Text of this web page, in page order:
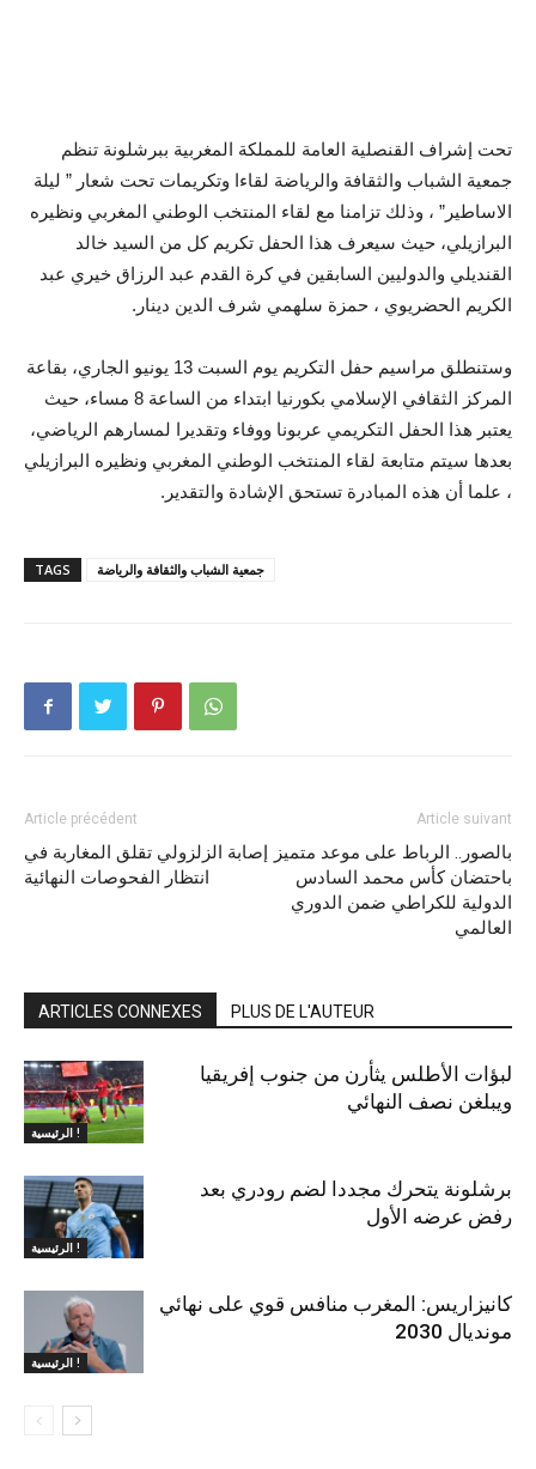
تحت إشراف القنصلية العامة للمملكة المغربية ببرشلونة تنظم
جمعية الشباب والثقافة والرياضة لقاءا وتكريمات تحت شعار ” ليلة
الاساطير” ، وذلك تزامنا مع لقاء المنتخب الوطني المغربي ونظيره
البرازيلي، حيث سيعرف هذا الحفل تكريم كل من السيد خالد
القنديلي والدوليين السابقين في كرة القدم عبد الرزاق خيري عبد
الكريم الحضريوي ، حمزة سلهمي شرف الدين دينار.
وستنطلق مراسيم حفل التكريم يوم السبت 13 يونيو الجاري، بقاعة
المركز الثقافي الإسلامي بكورنيا ابتداء من الساعة 8 مساء، حيث
يعتبر هذا الحفل التكريمي عربونا ووفاء وتقديرا لمسارهم الرياضي،
بعدها سيتم متابعة لقاء المنتخب الوطني المغربي ونظيره البرازيلي
، علما أن هذه المبادرة تستحق الإشادة والتقدير.
TAGS جمعية الشباب والثقافة والرياضة
Article précédent
إصابة الزلزولي تقلق المغاربة في
انتظار الفحوصات النهائية
Article suivant
بالصور.. الرباط على موعد متميز
باحتضان كأس محمد السادس
الدولية للكراطي ضمن الدوري
العالمي
ARTICLES CONNEXES PLUS DE L'AUTEUR
الرئيسية !
لبؤات الأطلس يثأرن من جنوب إفريقيا
ويبلغن نصف النهائي
الرئيسية !
برشلونة يتحرك مجددا لضم رودري بعد
رفض عرضه الأول
الرئيسية !
كانيزاريس: المغرب منافس قوي على نهائي
مونديال 2030